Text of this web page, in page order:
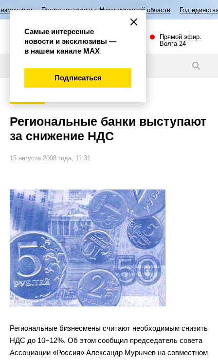
семьи в Нижегородской области Год единства народов
Прямой эфир.
Волга 24
Региональные банки выступают
за снижение НДС
15 августа 2008 года, 11:31
Региональные бизнесмены считают необходимым снизить
НДС до 10−12%. Об этом сообщил председатель совета
Ассоциации «Россия» Александр Мурычев на совместном
Самые интересные
новости и эксклюзивы —
в нашем канале МАХ
Подписаться